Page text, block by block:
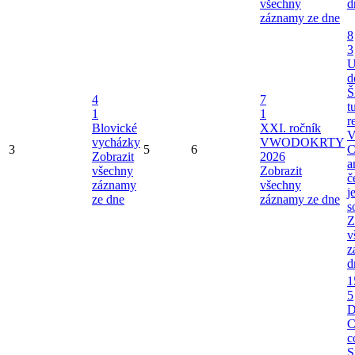
všechny
záznamy ze dne
3
4
1
Blovické
vycházky
Zobrazit
všechny
záznamy
ze dne
5 6
7
1
XXI. ročník
VWODOKRTY
2026
Zobrazit
všechny
záznamy ze dne
8
3
5